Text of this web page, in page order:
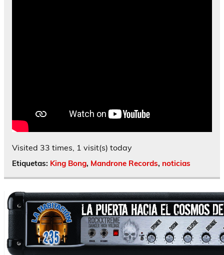
Visited 33 times, 1 visit(s) today
Etiquetas: King Bong, Mandrone Records, noticias